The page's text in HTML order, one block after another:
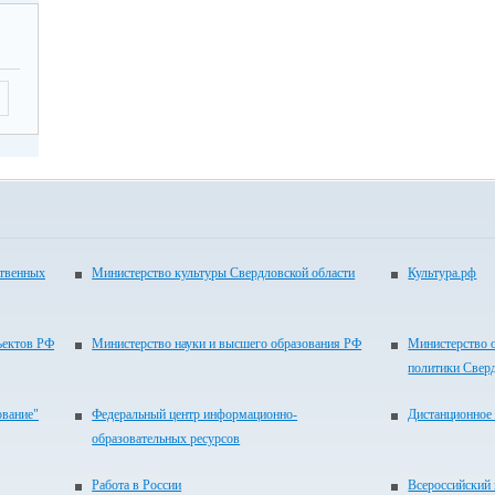
Министерство культуры Свердловской области Культура.рф
РФ
Министерство науки и высшего образования РФ
Министерство
политики
Федеральный центр информационно-
образовательных ресурсов
Работа в России